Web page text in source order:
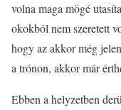
volna maga mögé
okokból nem szeretett
hogy az akkor még
a trónon, akkor már
Ebben a helyzetben